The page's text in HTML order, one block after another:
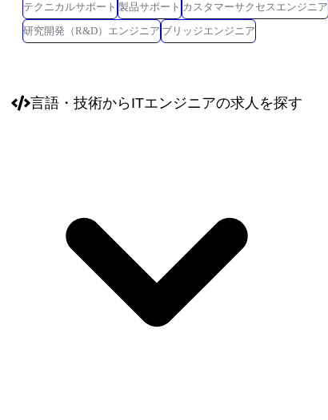
テクニカルサポート 製品サポート カスタマーサクセスエンジニア
研究開発（R&D）エンジニア ブリッジエンジニア
言語・技術からITエンジニアの求人を探す